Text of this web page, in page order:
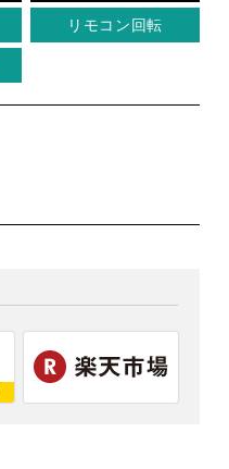
リモコン回転
1
14 15
28 29
4
5
18 19